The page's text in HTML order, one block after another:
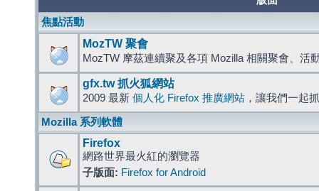
焦點活動
MozTW 聚會
MozTW 摩茲連續聚及各項 Mozilla 相關聚會、活
gfx.tw 抓火狐網站
2009 最新 個人化 Firefox 推廣網站 ，讓我們一起
Mozilla 系列軟體
Firefox
網路世界最火紅的瀏覽器
子版面: Firefox for Android